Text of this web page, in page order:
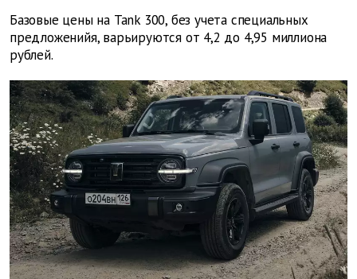
Базовые цены на Tank 300, без учета специальных
предложенийя, варьируются от 4,2 до 4,95 миллиона
рублей.